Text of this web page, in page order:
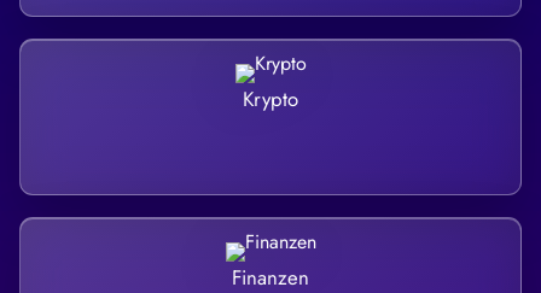
Krypto
Finanzen